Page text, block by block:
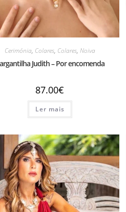
Cerimónia, Colares, Colares, Noiva
Judith – Por encomenda
87.00€
Ler mais